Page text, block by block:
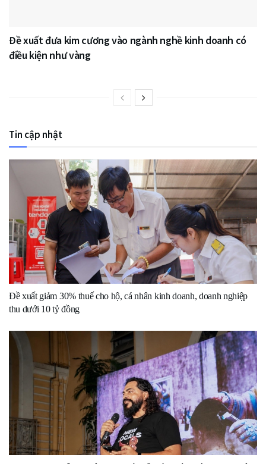
Đề xuất đưa kim cương vào ngành nghề kinh doanh có
điều kiện như vàng
Tin cập nhật
Đề xuất giảm 30% thuế cho hộ, cá nhân kinh doanh, doanh nghiệp
thu dưới 10 tỷ đồng